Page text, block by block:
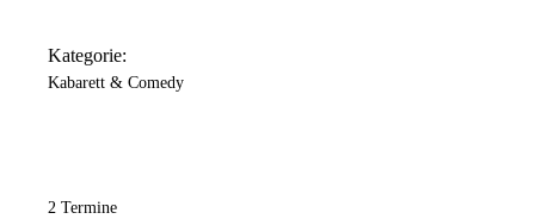
Kategorie:
Kabarett & Comedy
2 Termine